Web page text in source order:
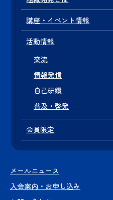
講座・イベント情報
活動情報
交流
情報発信
自己研鑽
普及・啓発
会員限定
メールニュース
入会案内・お申し込み